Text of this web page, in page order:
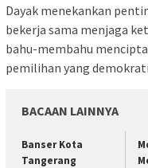
Dayak menekankan
bekerja sama menjaga
bahu-membahu
pemilihan yang
BACAAN LAINNYA
Banser Kota
Tangerang